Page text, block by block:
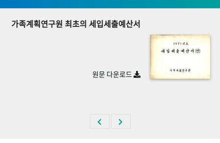
기록물 아카이브
사진 아카이브 문서 기록물 행정박물
숫자로 보는 50년 50+1주년 광장
가족계획연구원 최초의 세입세출예산서
원문 다운로드